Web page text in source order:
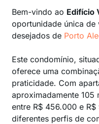
Bem-vindo ao Edifício
oportunidade única
desejados de Porto
Este condomínio,
oferece uma
praticidade. Com
aproximadamente 105
entre R$ 456.000 e
diferentes perfis de